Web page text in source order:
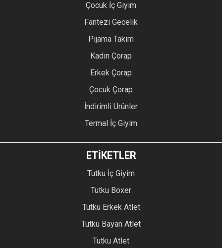
Çocuk İç Giyim
Fantezi Gecelik
Pijama Takım
Kadın Çorap
Erkek Çorap
Çocuk Çorap
İndirimli Ürünler
Termal İç Giyim
ETİKETLER
Tutku İç Giyim
Tutku Boxer
Tutku Erkek Atlet
Tutku Bayan Atlet
Tutku Atlet